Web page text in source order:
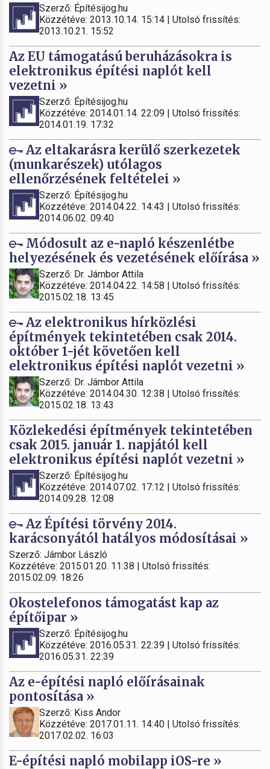
Szerző: Építésijog.hu
Közzétéve: 2013.10.14. 15:14 | Utolsó frissítés:
2013.10.21. 15:52
Az EU támogatású beruházásokra is
elektronikus építési naplót kell
vezetni »
Szerző: Építésijog.hu
Közzétéve: 2014.01.14. 22:09 | Utolsó frissítés:
2014.01.19. 17:32
Az eltakarásra kerülő szerkezetek
(munkarészek) utólagos
ellenőrzésének feltételei »
Szerző: Építésijog.hu
Közzétéve: 2014.04.22. 14:43 | Utolsó frissítés:
2014.06.02. 09:40
Módosult az e-napló készenlétbe
helyezésének és vezetésének előírása »
Szerző: Dr. Jámbor Attila
Közzétéve: 2014.04.22. 14:58 | Utolsó frissítés:
2015.02.18. 13:45
Az elektronikus hírközlési
építmények tekintetében csak 2014.
október 1-jét követően kell
elektronikus építési naplót vezetni »
Szerző: Dr. Jámbor Attila
Közzétéve: 2014.04.30. 12:38 | Utolsó frissítés:
2015.02.18. 13:43
Közlekedési építmények tekintetében
csak 2015. január 1. napjától kell
elektronikus építési naplót vezetni »
Szerző: Építésijog.hu
Közzétéve: 2014.07.02. 17:12 | Utolsó frissítés:
2014.09.28. 12:08
Az Építési törvény 2014.
karácsonyától hatályos módosításai »
Szerző: Jámbor László
Közzétéve: 2015.01.20. 11:38 | Utolsó frissítés:
2015.02.09. 18:26
Okostelefonos támogatást kap az
építőipar »
Szerző: Építésijog.hu
Közzétéve: 2016.05.31. 22:39 | Utolsó frissítés:
2016.05.31. 22:39
Az e-építési napló előírásainak
pontosítása »
Szerző: Kiss Andor
Közzétéve: 2017.01.11. 14:40 | Utolsó frissítés:
2017.02.02. 16:03
E-építési napló mobilapp iOS-re »